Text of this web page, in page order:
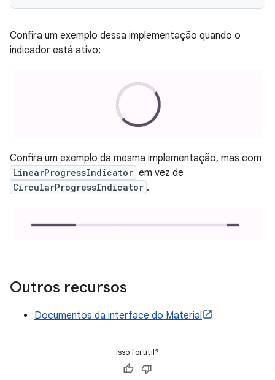
Confira um exemplo dessa implementação quando o
indicador está ativo:
Confira um exemplo da mesma implementação, mas com
LinearProgressIndicator em vez de
CircularProgressIndicator .
Outros recursos
Documentos da interface do Material
Isso foi útil?